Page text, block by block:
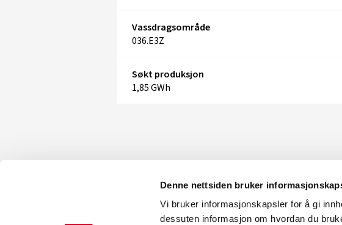
Denne nettsiden bruker
Vi bruker informasjonskapsler for å gi
dessuten informasjon om hvordan du
Vassdragsområde
036.E3Z
Søkt produksjon
1,85 GWh